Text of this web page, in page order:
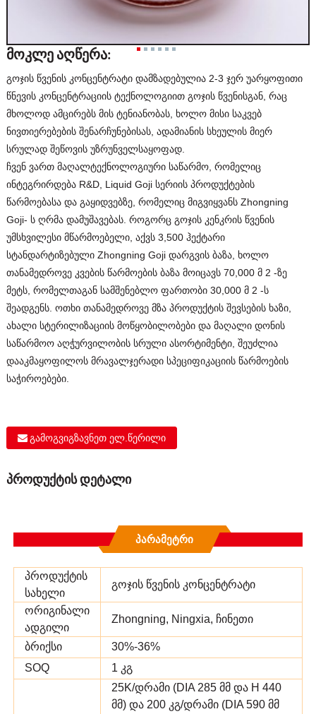
მოკლე აღწერა:
გოჯის წვენის კონცენტრატი დამზადებულია 2-3 ჯერ უარყოფითი
წნევის კონცენტრაციის ტექნოლოგიით გოჯის წვენისგან, რაც
მხოლოდ ამცირებს მის ტენიანობას, ხოლო მისი საკვებ
ნივთიერებების შენარჩუნებისას, ადამიანის სხეულის მიერ
სრულად შეწოვის უზრუნველსაყოფად.
ჩვენ ვართ მაღალტექნოლოგიური საწარმო, რომელიც
ინტეგრირდება R&D, Liquid Goji სერიის პროდუქტების
წარმოებასა და გაყიდვებზე, რომელიც მიგვიყვანს Zhongning
Goji- ს ღრმა დამუშავებას. როგორც გოჯის კენკრის წვენის
უმსხვილესი მწარმოებელი, აქვს 3,500 ჰექტარი
სტანდარტიზებული Zhongning Goji დარგვის ბაზა, ხოლო
თანამედროვე კვების წარმოების ბაზა მოიცავს 70,000 მ 2 -ზე
მეტს, რომელთაგან სამშენებლო ფართობი 30,000 მ 2 -ს
შეადგენს. ოთხი თანამედროვე მზა პროდუქტის შევსების ხაზი,
ახალი სტერილიზაციის მოწყობილობები და მაღალი დონის
საწარმოო აღჭურვილობის სრული ასორტიმენტი, შეუძლია
დააკმაყოფილოს მრავალჯერადი სპეციფიკაციის წარმოების
საჭიროებები.
გამოგვიგზავნეთ ელ.წერილი
პროდუქტის დეტალი
Პარამეტრი
პროდუქტის
სახელი
გოჯის წვენის კონცენტრატი
ორიგინალი
ადგილი
Zhongning, Ningxia, ჩინეთი
ბრიქსი
30%-36%
SOQ
1 კგ
25K/დრამი (DIA 285 მმ და H 440
მმ) და 200 კგ/დრამი (DIA 590 მმ